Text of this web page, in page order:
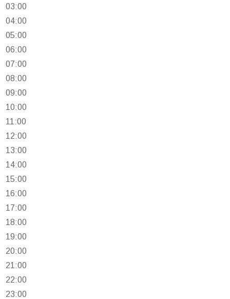
03:00
04:00
05:00
06:00
07:00
08:00
09:00
10:00
11:00
12:00
13:00
14:00
15:00
16:00
17:00
18:00
19:00
20:00
21:00
22:00
23:00